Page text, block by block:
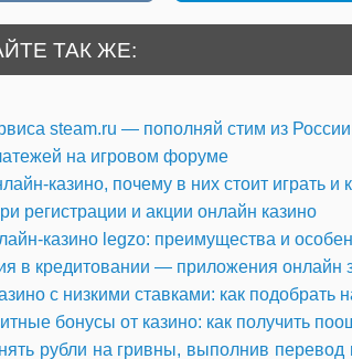
ТАК ЖЕ:
steam.ru — пополняй стим из России
на игровом форуме
казино, почему в них стоит играть и
регистрации и акции онлайн казино
казино legzo: преимущества и
в кредитовании — приложения
с низкими ставками: как подобрать
бонусы от казино: как получить
рубли на гривны, выполнив